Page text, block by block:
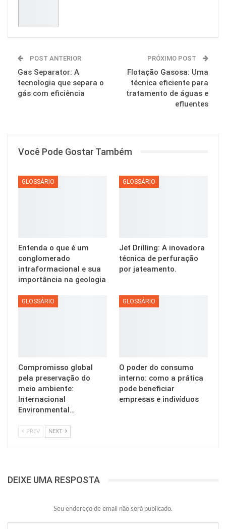
POST ANTERIOR
Gas Separator: A
tecnologia que separa o
gás com eficiência
PRÓXIMO POST
Flotação Gasosa: Uma
técnica eficiente para
tratamento de águas e
efluentes
Você Pode Gostar Também
GLOSSÁRIO
Entenda o que é um
conglomerado
intraformacional e sua
importância na geologia
GLOSSÁRIO
Jet Drilling: A inovadora
técnica de perfuração
por jateamento.
GLOSSÁRIO
Compromisso global
pela preservação do
meio ambiente:
Internacional
Environmental…
GLOSSÁRIO
O poder do consumo
interno: como a prática
pode beneficiar
empresas e indivíduos
PREV NEXT
DEIXE UMA RESPOSTA
Seu endereço de email não será publicado.